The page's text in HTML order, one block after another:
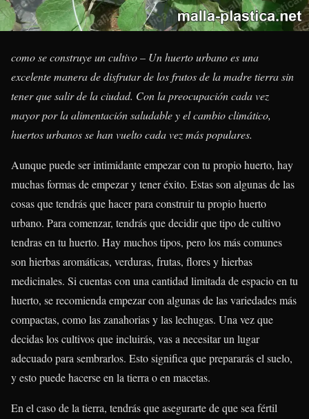
como se construye un cultivo– Un huerto urbano es una
excelente manera de disfrutar de los frutos de la madre tierra sin
tener que salir de la ciudad. Con la preocupación cada vez
mayor por la alimentación saludable y el cambio climático,
huertos urbanos se han vuelto cada vez más populares.
Aunque puede ser intimidante empezar con tu propio huerto, hay
muchas formas de empezar y tener éxito. Estas son algunas de las
cosas que tendrás que hacer para construir tu propio huerto
urbano. Para comenzar, tendrás que decidir que tipo de cultivo
tendras en tu huerto. Hay muchos tipos, pero los más comunes
son hierbas aromáticas, verduras, frutas, flores y hierbas
medicinales. Si cuentas con una cantidad limitada de espacio en tu
huerto, se recomienda empezar con algunas de las variedades más
compactas, como las zanahorias y las lechugas. Una vez que
decidas los cultivos que incluirás, vas a necesitar un lugar
adecuado para sembrarlos. Esto significa que prepararás el suelo,
y esto puede hacerse en la tierra o en macetas.
En el caso de la tierra, tendrás que asegurarte de que sea fértil